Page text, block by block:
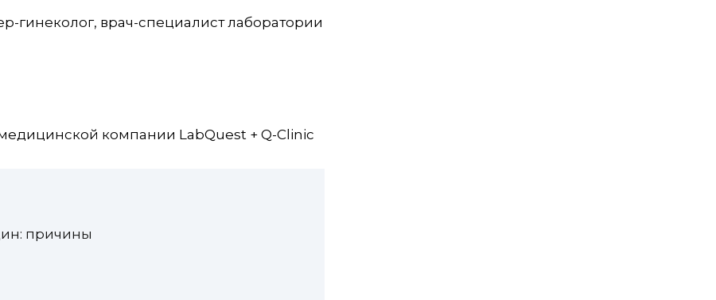
гинеколог, врач-специалист лаборатории
компании LabQuest + Q-Clinic
причины